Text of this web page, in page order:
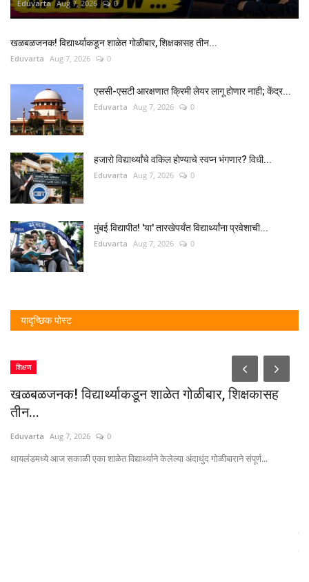
Eduvarta Aug 7, 2026 0
खळबळजनक! विद्यार्थ्याकडून शाळेत गोळीबार, शिक्षकासह तीन...
Eduvarta Aug 7, 2026 0
एससी-एसटी आरक्षणात क्रिमी लेयर लागू होणार नाही; केंद्र...
Eduvarta Aug 7, 2026 0
हजारो विद्यार्थ्यांचे वकिल होण्याचे स्वप्न भंगणार? विधी...
Eduvarta Aug 7, 2026 0
मुंबई विद्यापीठ! 'या' तारखेपर्यंत विद्यार्थ्यांना प्रवेशाची...
Eduvarta Aug 7, 2026 0
यादृच्छिक पोस्ट
शिक्षण
खळबळजनक! विद्यार्थ्याकडून शाळेत गोळीबार, शिक्षकासह
तीन...
Eduvarta Aug 7, 2026 0
थायलंडमध्ये आज सकाळी एका शाळेत विद्यार्थ्याने केलेल्या अंदाधुंद गोळीबाराने संपूर्ण...